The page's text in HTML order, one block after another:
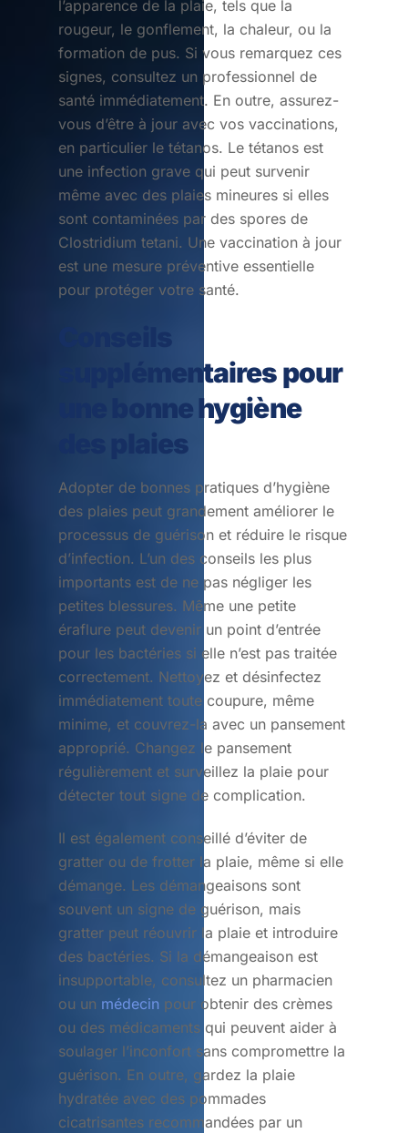
l’apparence de la plaie, tels que la
rougeur, le gonflement, la chaleur, ou la
formation de pus. Si vous remarquez ces
signes, consultez un professionnel de
santé immédiatement. En outre, assurez-
vous d’être à jour avec vos vaccinations,
en particulier le tétanos. Le tétanos est
une infection grave qui peut survenir
même avec des plaies mineures si elles
sont contaminées par des spores de
Clostridium tetani. Une vaccination à jour
est une mesure préventive essentielle
pour protéger votre santé.
supplémentaires pour
une bonne hygiène
des plaies
Adopter de bonnes pratiques d’hygiène
des plaies peut grandement améliorer le
processus de guérison et réduire le risque
d’infection. L’un des conseils les plus
importants est de ne pas négliger les
petites blessures. Même une petite
éraflure peut devenir un point d’entrée
pour les bactéries si elle n’est pas traitée
correctement. Nettoyez et désinfectez
immédiatement toute coupure, même
minime, et couvrez-la avec un pansement
approprié. Changez le pansement
régulièrement et surveillez la plaie pour
détecter tout signe de complication.
Il est également conseillé d’éviter de
gratter ou de frotter la plaie, même si elle
démange. Les démangeaisons sont
souvent un signe de guérison, mais
gratter peut réouvrir la plaie et introduire
des bactéries. Si la démangeaison est
insupportable, consultez un pharmacien
ou un médecin pour obtenir des crèmes
ou des médicaments qui peuvent aider à
soulager l’inconfort sans compromettre la
guérison. En outre, gardez la plaie
hydratée avec des pommades
cicatrisantes recommandées par un